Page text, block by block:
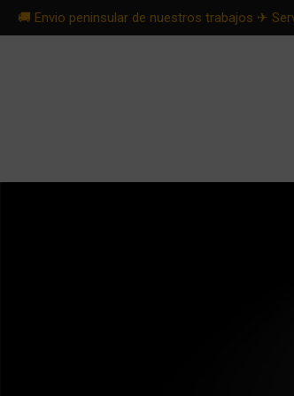
🚚 Envio peninsular de nuestros trabajos ✈︎